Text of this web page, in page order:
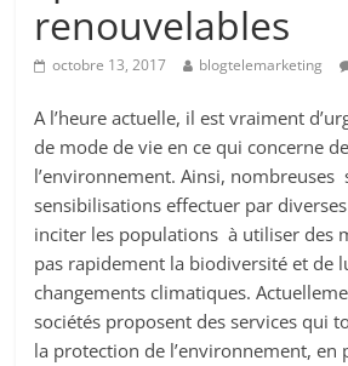
renouvelables
octobre 13, 2017 blogtelemarketing
A l’heure actuelle, il est vraiment
de mode de vie en ce qui concerne
l’environnement. Ainsi,
sensibilisations effectuer par
inciter les populations à utiliser des
pas rapidement la biodiversité et de
changements climatiques.
sociétés proposent des services qui
la protection de l’environnement, en